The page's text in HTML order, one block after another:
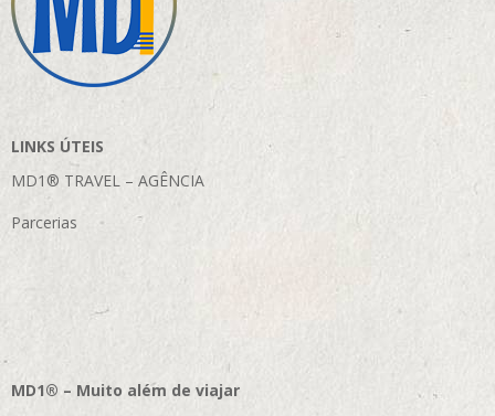
LINKS ÚTEIS
MD1® TRAVEL – AGÊNCIA
Parcerias
MD1® – Muito além de viajar